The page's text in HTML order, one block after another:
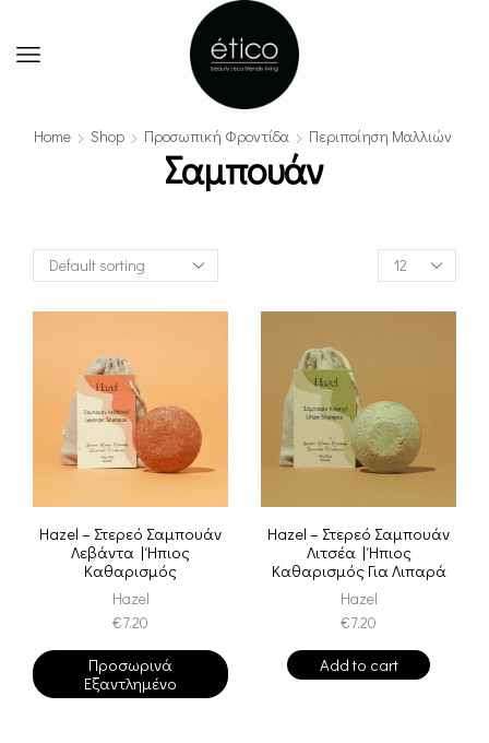
Home Shop Προσωπική Φροντίδα Περιποίηση Μαλλιών
Σαμπουάν
Hazel – Στερεό Σαμπουάν
Λεβάντα | Ήπιος
Καθαρισμός
Hazel
€7.20
Προσωρινά
Εξαντλημένο
Hazel – Στερεό Σαμπουάν
Λιτσέα | Ήπιος
Καθαρισμός Για Λιπαρά
Μαλλιά
Hazel
€7.20
Add to cart